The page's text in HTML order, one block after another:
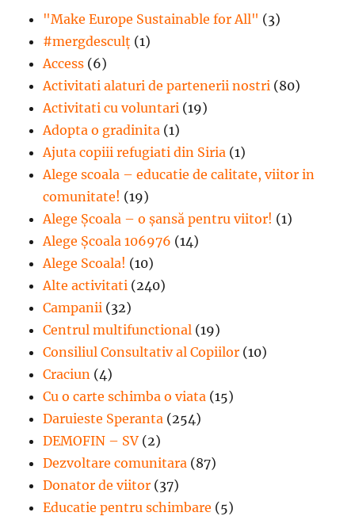
"Make Europe Sustainable for All" (3)
#mergdesculţ (1)
Access (6)
Activitati alaturi de partenerii nostri (80)
Activitati cu voluntari (19)
Adopta o gradinita (1)
Ajuta copiii refugiati din Siria (1)
Alege scoala – educatie de calitate, viitor in
comunitate! (19)
Alege Şcoala – o şansă pentru viitor! (1)
Alege Școala 106976 (14)
Alege Scoala! (10)
Alte activitati (240)
Campanii (32)
Centrul multifunctional (19)
Consiliul Consultativ al Copiilor (10)
Craciun (4)
Cu o carte schimba o viata (15)
Daruieste Speranta (254)
DEMOFIN – SV (2)
Dezvoltare comunitara (87)
Donator de viitor (37)
Educatie pentru schimbare (5)